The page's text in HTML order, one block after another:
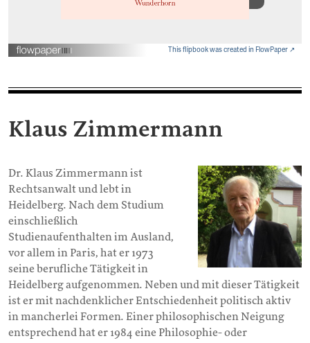
This flipbook was created in FlowPaper ↗
Klaus Zimmermann
Dr. Klaus Zimmermann ist
Rechtsanwalt und lebt in
Heidelberg. Nach dem Studium
einschließlich
Studienaufenthalten im Ausland,
vor allem in Paris, hat er 1973
seine berufliche Tätigkeit in
Heidelberg aufgenommen. Neben und mit dieser Tätigkeit
ist er mit nachdenklicher Entschiedenheit politisch aktiv
in mancherlei Formen. Einer philosophischen Neigung
entsprechend hat er 1984 eine Philosophie- oder